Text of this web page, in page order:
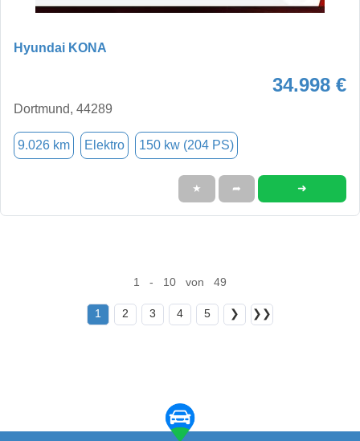
Hyundai KONA
34.998 €
Dortmund, 44289
9.026 km Elektro 150 kw (204 PS)
★ ➦ ➜
1 - 10 von 49
1 2 3 4 5 ❯ ❯❯